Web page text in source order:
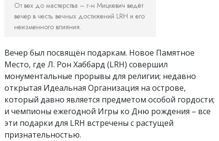
От вех до мастерства – г‑н Мицкевич ведёт
вечер в честь вечных достижений LRH и его
неизменного влияния.
Вечер был посвящён подаркам. Новое Памятное
Место, где Л. Рон Хаббард (LRH) совершил
монументальные прорывы для религии; недавно
открытая Идеальная Организация на острове,
который давно является предметом особой гордости;
и чемпионы ежегодной Игры ко Дню рождения – все
эти подарки для LRH встречены с растущей
признательностью.